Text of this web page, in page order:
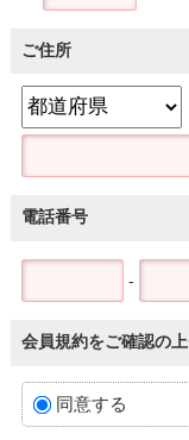
ご住所
電話番号
-
会員規約をご確認の
同意する